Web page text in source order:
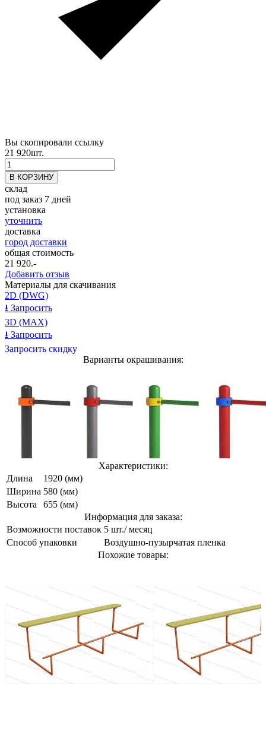
Вы скопировали ссылку
21 920шт.
склад
под заказ 7 дней
установка
уточнить
доставка
город доставки
общая стоимость
21 920.-
Добавить отзыв
Материалы для скачивания
2D (DWG)
⭳ Запросить
3D (MAX)
⭳ Запросить
Запросить скидку
Варианты окрашивания:
Характеристики:
Длина
1920 (мм)
Ширина 580 (мм)
Высота
655 (мм)
Информация для заказа:
Возможности поставок 5 шт./ месяц
Способ упаковки
Воздушно-пузырчатая пленка
Похожие товары: